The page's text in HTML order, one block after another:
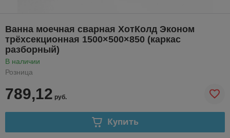
Ванна моечная сварная ХотКолд Эконом
трёхсекционная 1500×500×850 (каркас
разборный)
В наличии
Розница
789,12 руб.
Купить